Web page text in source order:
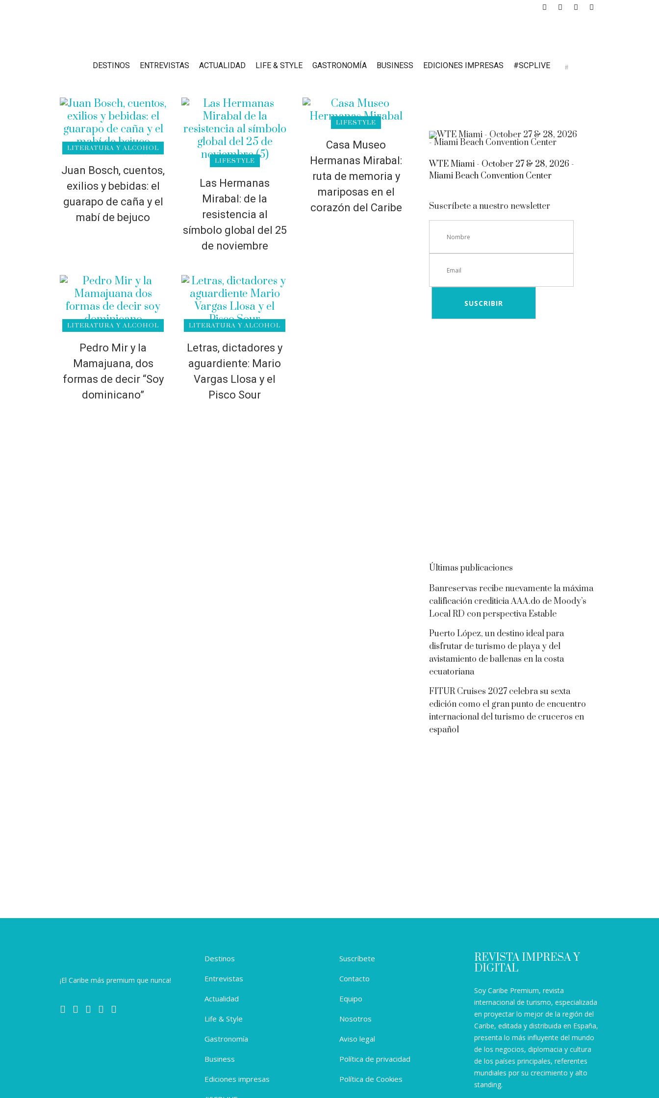
DESTINOS ENTREVISTAS ACTUALIDAD LIFE & STYLE GASTRONOMÍA BUSINESS EDICIONES IMPRESAS #SCPLIVE
LITERATURA Y ALCOHOL
Juan Bosch, cuentos,
exilios y bebidas: el
guarapo de caña y el
mabí de bejuco
LIFESTYLE
Las Hermanas
Mirabal: de la
resistencia al
símbolo global del 25
de noviembre
LIFESTYLE
Casa Museo
Hermanas Mirabal:
ruta de memoria y
mariposas en el
corazón del Caribe
LITERATURA Y ALCOHOL
Pedro Mir y la
Mamajuana, dos
formas de decir “Soy
dominicano”
LITERATURA Y ALCOHOL
Letras, dictadores y
aguardiente: Mario
Vargas Llosa y el
Pisco Sour
WTE Miami - October 27 & 28, 2026 -
Miami Beach Convention Center
Suscríbete a nuestro newsletter
Últimas publicaciones
Banreservas recibe nuevamente la máxima
calificación crediticia AAA.do de Moody’s
Local RD con perspectiva Estable
Puerto López, un destino ideal para
disfrutar de turismo de playa y del
avistamiento de ballenas en la costa
ecuatoriana
FITUR Cruises 2027 celebra su sexta
edición como el gran punto de encuentro
internacional del turismo de cruceros en
español
¡El Caribe más premium que nunca!
Destinos
Entrevistas
Actualidad
Life & Style
Gastronomía
Business
Ediciones impresas
Suscríbete
Contacto
Equipo
Nosotros
Aviso legal
Política de privacidad
Política de Cookies
REVISTA IMPRESA Y
DIGITAL
Soy Caribe Premium, revista
internacional de turismo, especializada
en proyectar lo mejor de la región del
Caribe, editada y distribuida en España,
presenta lo más influyente del mundo
de los negocios, diplomacia y cultura
de los países principales, referentes
mundiales por su crecimiento y alto
standing.